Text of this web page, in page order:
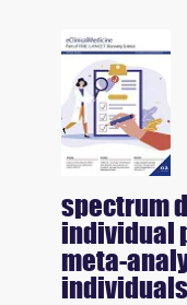
spectrum
individual
meta-
individuals